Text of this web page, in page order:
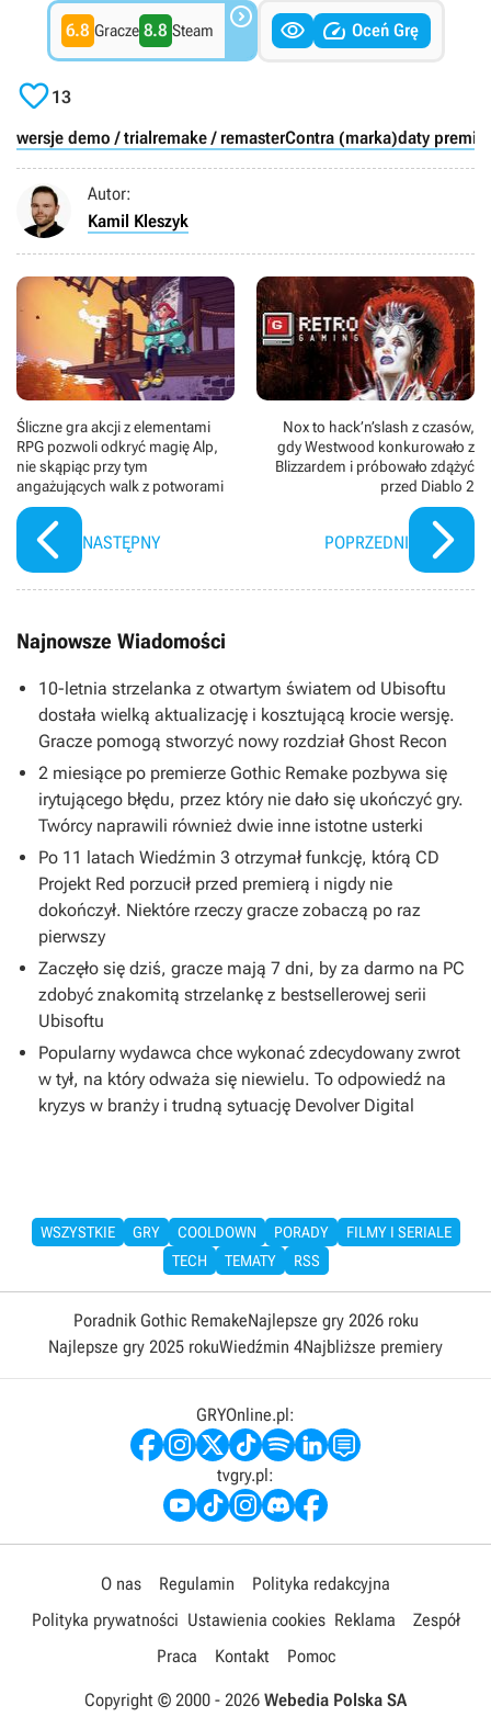
6.8 Gracze 8.8 Steam    Oceń Grę
13
wersje demo / trialremake / remasterContra (marka)daty
Autor:
Kamil Kleszyk
Śliczne gra akcji z elementami
RPG pozwoli odkryć magię Alp,
nie skąpiąc przy tym
angażujących walk z potworami
NASTĘPNY
Nox to hack’n’slash z czasów,
gdy Westwood konkurowało z
Blizzardem i próbowało zdążyć
przed Diablo 2
POPRZEDNI
Najnowsze Wiadomości
10-letnia strzelanka z otwartym światem od Ubisoftu
dostała wielką aktualizację i kosztującą krocie wersję.
Gracze pomogą stworzyć nowy rozdział Ghost Recon
2 miesiące po premierze Gothic Remake pozbywa się
irytującego błędu, przez który nie dało się ukończyć gry.
Twórcy naprawili również dwie inne istotne usterki
Po 11 latach Wiedźmin 3 otrzymał funkcję, którą CD
Projekt Red porzucił przed premierą i nigdy nie
dokończył. Niektóre rzeczy gracze zobaczą po raz
pierwszy
Zaczęło się dziś, gracze mają 7 dni, by za darmo na PC
zdobyć znakomitą strzelankę z bestsellerowej serii
Ubisoftu
Popularny wydawca chce wykonać zdecydowany zwrot
w tył, na który odważa się niewielu. To odpowiedź na
kryzys w branży i trudną sytuację Devolver Digital
WSZYSTKIE GRY COOLDOWN PORADY
FILMY I SERIALE
TECH
TEMATY RSS
Poradnik Gothic RemakeNajlepsze gry 2026 roku
Najlepsze gry 2025 rokuWiedźmin 4Najbliższe premiery
GRYOnline.pl:
tvgry.pl:
O nas Regulamin
Polityka redakcyjna
Polityka prywatności Ustawienia cookies Reklama
Zespół
Praca
Kontakt Pomoc
Copyright © 2000 - 2026 Webedia Polska SA